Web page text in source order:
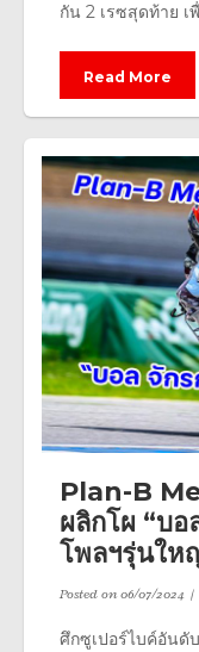
กัน 2 เรซสุดท้าย
Read More
Plan-B
ผลิกโผ “บ
โพลฯรุ่นให
Posted on06/07/2024
ศึกซูเปอร์ไบค์อันดั